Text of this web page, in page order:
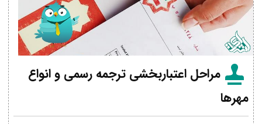
مراحل اعتباربخشی ترجمه رسمی و انواع
مهرها